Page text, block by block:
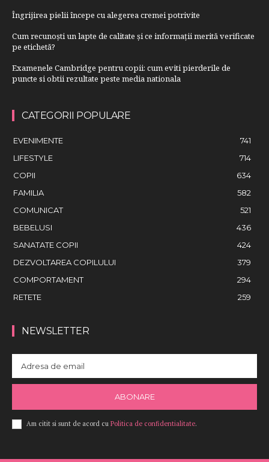
Îngrijirea pielii începe cu alegerea cremei potrivite
Cum recunoști un lapte de calitate și ce informații merită verificate
pe etichetă?
Examenele Cambridge pentru copii: cum eviti pierderile de
puncte si obtii rezultate peste media nationala
CATEGORII POPULARE
EVENIMENTE
741
LIFESTYLE
714
COPII
634
FAMILIA
582
COMUNICAT
521
BEBELUSI
436
SANATATE COPII
424
DEZVOLTAREA COPILULUI
379
COMPORTAMENT
294
RETETE
259
NEWSLETTER
ABONARE
Am citit si sunt de acord cu Politica de confidentialitate.